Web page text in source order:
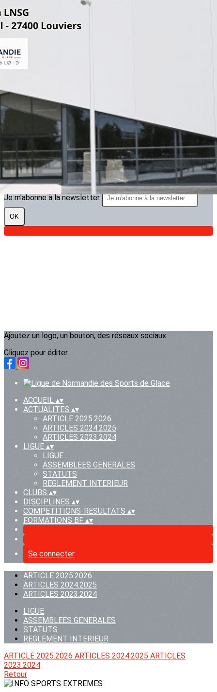
Exporter les lignes sélectionnées
Exporter toutes les colonnes
Exporter uniquement les colonnes affichées
<
>
ARTICLES 2023.2024
?>
Images de la page d'accueil
Cliquez pour éditer
Texte, bouton et/ou inscription à la newsletter
Cliquez pour éditer
Je m'abonne à la newsletter
OK
Ajoutez un logo, un bouton, des réseaux sociaux
Cliquez pour éditer
ACCUEIL ▴▾
ACTUALITES ▴▾
ARTICLE 2025.2026
ARTICLES 2024.2025
ARTICLES 2023.2024
LIGUE ▴▾
LIGUE
ASSEMBLEES GENERALES
STATUTS
REGLEMENT INTERIEUR
CLUBS ▴▾
DISCIPLINES ▴▾
COMPETITIONS-RESULTATS ▴▾
FORMATIONS BF ▴▾
Se connecter
ARTICLE 2025.2026
ARTICLES 2024.2025
ARTICLES 2023.2024
LIGUE
ASSEMBLEES GENERALES
STATUTS
REGLEMENT INTERIEUR
ARTICLE 2025.2026 ARTICLES 2024.2025 ARTICLES
2023.2024
Retour